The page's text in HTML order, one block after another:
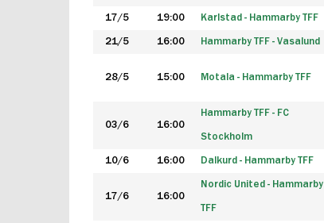
17/5 19:00 Karlstad - Hammarby TFF
21/5 16:00 Hammarby TFF - Vasalund
28/5 15:00 Motala - Hammarby TFF
03/6 16:00
Hammarby TFF - FC
Stockholm
10/6 16:00 Dalkurd - Hammarby TFF
17/6 16:00
Nordic United - Hammarby
TFF